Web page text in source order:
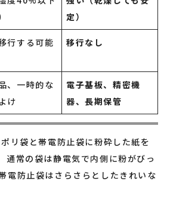
定）
行する可能
移行なし
、一時的な
け
電子基板、精密機
器、長期保管
リ袋と帯電防止袋に粉砕した紙を
通常の袋は静電気で内側に粉がびっ
電防止袋はさらさらとしたきれいな